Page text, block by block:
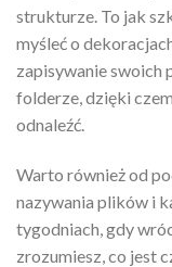
strukturze. To jak
myśleć o
zapisywanie swoich
folderze, dzięki
odnaleźć.
Warto również od
nazywania plików i
tygodniach, gdy
zrozumiesz, co jest